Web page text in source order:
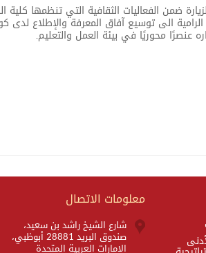
ضمن الفعاليات الثقافية التي تنظمها
الى توسيع آفاق المعرفة والإطلاع لدى
عنصرًا محوريًا في بيئة العمل والتعليم.
معلومات الاتصال
شارع الشيخ راشد بن سعيد،
صندوق البريد 28881 أبوظبي،
الامارات العربية المتحدة